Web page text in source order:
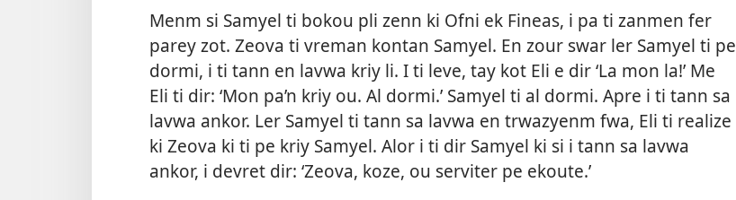
Menm si Samyel ti bokou pli zenn ki Ofni ek Fineas, i pa ti zanmen fer
parey zot. Zeova ti vreman kontan Samyel. En zour swar ler Samyel ti pe
dormi, i ti tann en lavwa kriy li. I ti leve, tay kot Eli e dir ‘La mon la!’ Me
Eli ti dir: ‘Mon pa’n kriy ou. Al dormi.’ Samyel ti al dormi. Apre i ti tann sa
lavwa ankor. Ler Samyel ti tann sa lavwa en trwazyenm fwa, Eli ti realize
ki Zeova ki ti pe kriy Samyel. Alor i ti dir Samyel ki si i tann sa lavwa
ankor, i devret dir: ‘Zeova, koze, ou serviter pe ekoute.’